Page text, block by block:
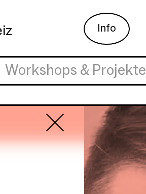
Info
Workshops & Projekte